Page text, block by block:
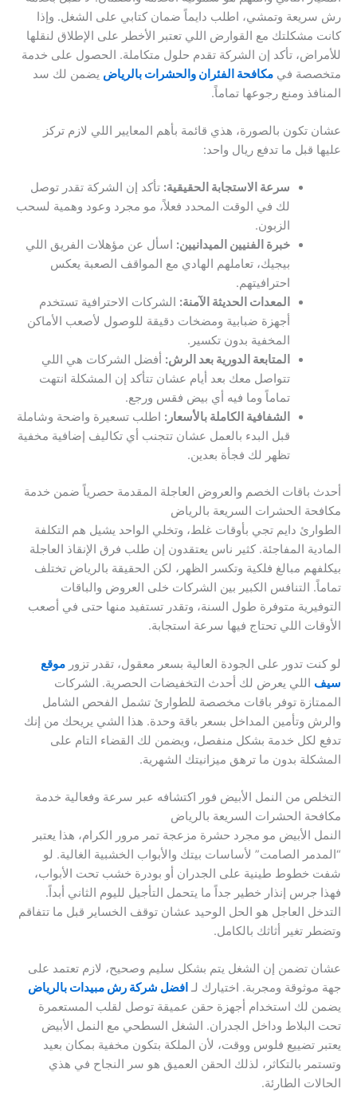
رش سريعة وتمشي، اطلب دايماً ضمان كتابي على الشغل. وإذا
كانت مشكلتك مع القوارض اللي تعتبر الأخطر على الإطلاق لنقلها
للأمراض، تأكد إن الشركة تقدم حلول متكاملة. الحصول على خدمة
متخصصة في مكافحة الفئران والحشرات بالرياض يضمن لك سد
المنافذ ومنع رجوعها تماماً.
عشان تكون بالصورة، هذي قائمة بأهم المعايير اللي لازم تركز
عليها قبل ما تدفع ريال واحد:
سرعة الاستجابة الحقيقية: تأكد إن الشركة تقدر توصل
لك في الوقت المحدد فعلاً، مو مجرد وعود وهمية لسحب
الزبون.
خبرة الفنيين الميدانيين: اسأل عن مؤهلات الفريق اللي
بيجيك، تعاملهم الهادي مع المواقف الصعبة يعكس
احترافيتهم.
المعدات الحديثة الآمنة: الشركات الاحترافية تستخدم
أجهزة ضبابية ومضخات دقيقة للوصول لأصعب الأماكن
المخفية بدون تكسير.
المتابعة الدورية بعد الرش: أفضل الشركات هي اللي
تتواصل معك بعد أيام عشان تتأكد إن المشكلة انتهت
تماماً وما فيه أي بيض فقس ورجع.
الشفافية الكاملة بالأسعار: اطلب تسعيرة واضحة وشاملة
قبل البدء بالعمل عشان تتجنب أي تكاليف إضافية مخفية
تظهر لك فجأة بعدين.
أحدث باقات الخصم والعروض العاجلة المقدمة حصرياً ضمن خدمة
مكافحة الحشرات السريعة بالرياض
الطوارئ دايم تجي بأوقات غلط، وتخلي الواحد يشيل هم التكلفة
المادية المفاجئة. كثير ناس يعتقدون إن طلب فرق الإنقاذ العاجلة
بيكلفهم مبالغ فلكية وتكسر الظهر، لكن الحقيقة بالرياض تختلف
تماماً. التنافس الكبير بين الشركات خلى العروض والباقات
التوفيرية متوفرة طول السنة، وتقدر تستفيد منها حتى في أصعب
الأوقات اللي تحتاج فيها سرعة استجابة.
لو كنت تدور على الجودة العالية بسعر معقول، تقدر تزور موقع
سيف اللي يعرض لك أحدث التخفيضات الحصرية. الشركات
الممتازة توفر باقات مخصصة للطوارئ تشمل الفحص الشامل
والرش وتأمين المداخل بسعر باقة وحدة. هذا الشي يريحك من إنك
تدفع لكل خدمة بشكل منفصل، ويضمن لك القضاء التام على
المشكلة بدون ما ترهق ميزانيتك الشهرية.
التخلص من النمل الأبيض فور اكتشافه عبر سرعة وفعالية خدمة
مكافحة الحشرات السريعة بالرياض
النمل الأبيض مو مجرد حشرة مزعجة تمر مرور الكرام، هذا يعتبر
“المدمر الصامت” لأساسات بيتك والأبواب الخشبية الغالية. لو
شفت خطوط طينية على الجدران أو بودرة خشب تحت الأبواب،
فهذا جرس إنذار خطير جداً ما يتحمل التأجيل لليوم الثاني أبداً.
التدخل العاجل هو الحل الوحيد عشان توقف الخساير قبل ما تتفاقم
وتضطر تغير أثاثك بالكامل.
عشان تضمن إن الشغل يتم بشكل سليم وصحيح، لازم تعتمد على
جهة موثوقة ومجربة. اختيارك لـ افضل شركة رش مبيدات بالرياض
يضمن لك استخدام أجهزة حقن عميقة توصل لقلب المستعمرة
تحت البلاط وداخل الجدران. الشغل السطحي مع النمل الأبيض
يعتبر تضييع فلوس ووقت، لأن الملكة بتكون مخفية بمكان بعيد
وتستمر بالتكاثر، لذلك الحقن العميق هو سر النجاح في هذي
الحالات الطارئة.